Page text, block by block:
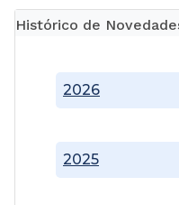
Histórico de
2025
2026